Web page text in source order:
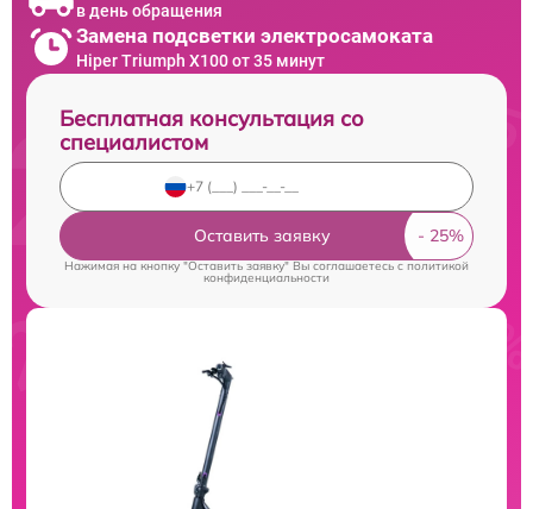
в день обращения
Замена подсветки электросамоката
Hiper Triumph X100 от 35 минут
Бесплатная консультация со
специалистом
Оставить заявку
Нажимая на кнопку "Оставить заявку" Вы соглашаетесь cполитикой
конфиденциальности